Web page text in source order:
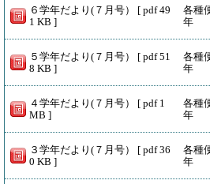
６学年だより(７月号） [ pdf 49
1 KB ]
各種
年
５学年だより(７月号） [ pdf 51
8 KB ]
各種
年
４学年だより(７月号） [ pdf 1
MB ]
各種
年
３学年だより(７月号） [ pdf 36
0 KB ]
各種
年